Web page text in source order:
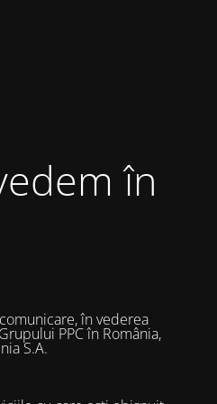
în
în vederea
PPC în România,
S.A.